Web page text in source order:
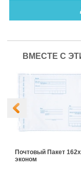
ВМЕСТЕ С
Почтовый Пакет
эконом